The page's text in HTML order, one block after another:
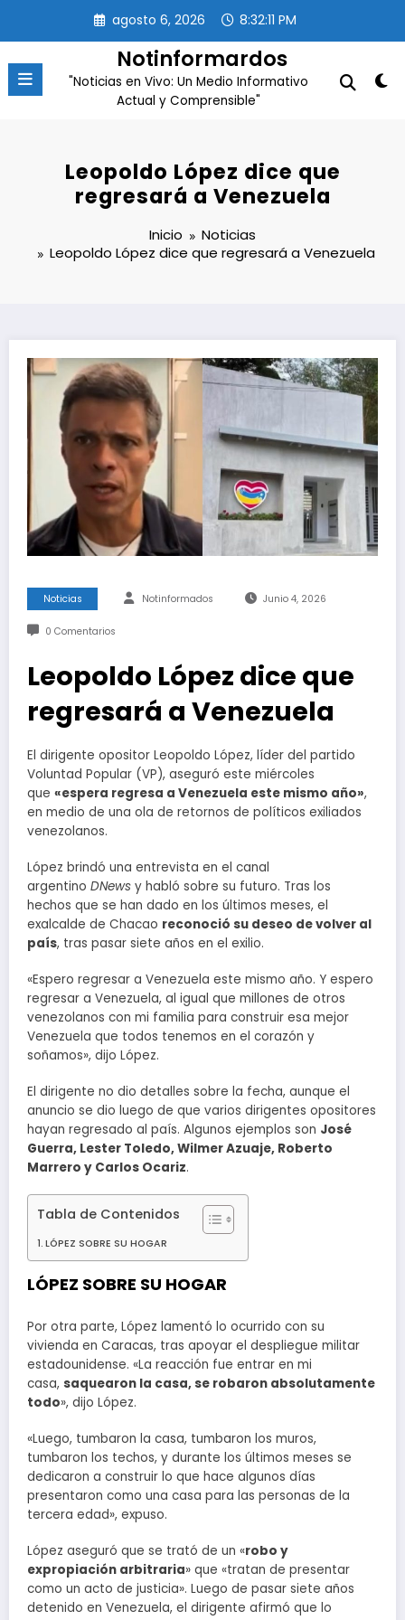
contenido
agosto 6, 2026 8:32:12 PM
Notinformardos
"Noticias en Vivo: Un Medio Informativo
Actual y Comprensible"
Leopoldo López dice que
regresará a Venezuela
Inicio
Noticias
Leopoldo López dice que regresará a Venezuela
Noticias Notinformados Junio 4, 2026
0 Comentarios
Leopoldo López dice que
regresará a Venezuela
El dirigente opositor Leopoldo López, líder del partido
Voluntad Popular (VP), aseguró este miércoles
que «espera regresa a Venezuela este mismo año»,
en medio de una ola de retornos de políticos exiliados
venezolanos.
López brindó una entrevista en el canal
argentino DNews y habló sobre su futuro. Tras los
hechos que se han dado en los últimos meses, el
exalcalde de Chacao reconoció su deseo de volver al
país, tras pasar siete años en el exilio.
«Espero regresar a Venezuela este mismo año. Y espero
regresar a Venezuela, al igual que millones de otros
venezolanos con mi familia para construir esa mejor
Venezuela que todos tenemos en el corazón y
soñamos», dijo López.
El dirigente no dio detalles sobre la fecha, aunque el
anuncio se dio luego de que varios dirigentes opositores
hayan regresado al país. Algunos ejemplos son José
Guerra, Lester Toledo, Wilmer Azuaje, Roberto
Marrero y Carlos Ocariz.
Tabla de Contenidos
LÓPEZ SOBRE SU HOGAR
LÓPEZ SOBRE SU HOGAR
Por otra parte, López lamentó lo ocurrido con su
vivienda en Caracas, tras apoyar el despliegue militar
estadounidense. «La reacción fue entrar en mi
casa, saquearon la casa, se robaron absolutamente
todo», dijo López.
«Luego, tumbaron la casa, tumbaron los muros,
tumbaron los techos, y durante los últimos meses se
dedicaron a construir lo que hace algunos días
presentaron como una casa para las personas de la
tercera edad», expuso.
López aseguró que se trató de un «robo y
expropiación arbitraria» que «tratan de presentar
como un acto de justicia». Luego de pasar siete años
detenido en Venezuela, el dirigente afirmó que lo